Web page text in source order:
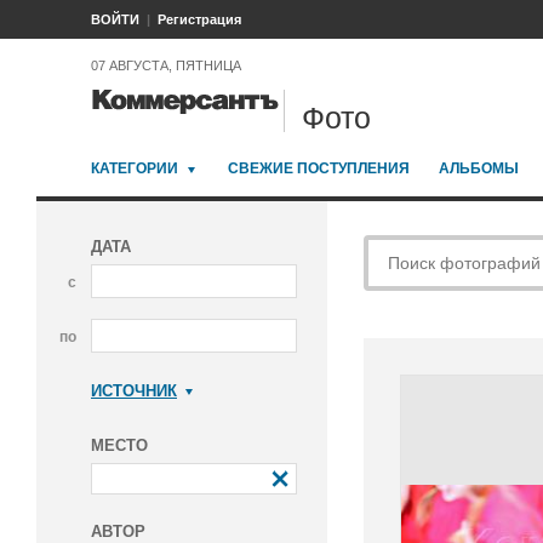
ВОЙТИ Регистрация
07 АВГУСТА, ПЯТНИЦА
Фото
КАТЕГОРИИ СВЕЖИЕ ПОСТУПЛЕНИЯ АЛЬБОМЫ
ДАТА
с
по
ИСТОЧНИК
МЕСТО
АВТОР